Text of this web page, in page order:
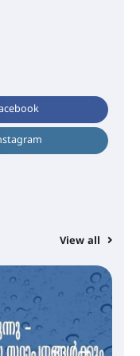
View all
നിന്ന്
എൻ. ആര്യ
ചെയ്യുന്നു
കോളജ്